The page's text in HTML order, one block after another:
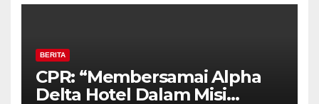
BERITA
CPR: “Membersamai Alpha
Delta Hotel Dalam Misi